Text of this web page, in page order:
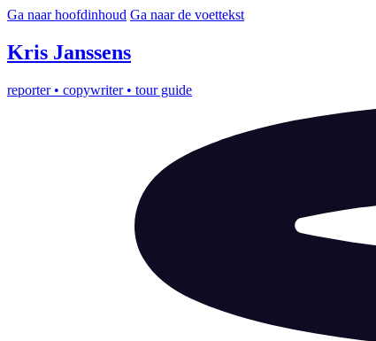
Ga naar hoofdinhoud Ga naar de voettekst
Kris Janssens
reporter • copywriter • tour guide